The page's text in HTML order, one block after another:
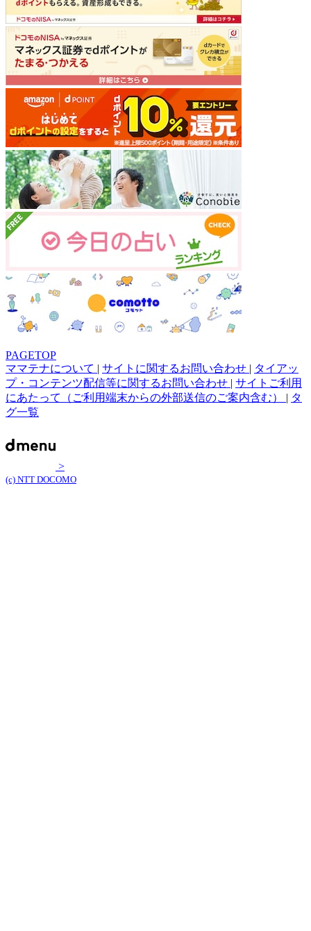
PAGETOP
ママテナについて | サイトに関するお問い合わせ | タイアッ
プ・コンテンツ配信等に関するお問い合わせ | サイトご利用
にあたって（ご利用端末からの外部送信のご案内含む） | タ
グ一覧
>
(c) NTT DOCOMO